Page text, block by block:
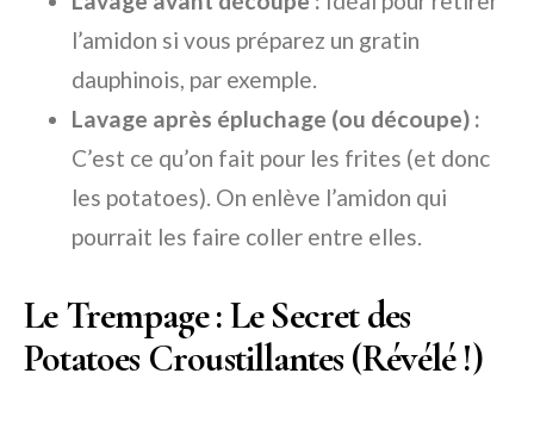
l’amidon si vous préparez un gratin
dauphinois, par exemple.
Lavage après épluchage (ou découpe) :
C’est ce qu’on fait pour les frites (et donc
les potatoes). On enlève l’amidon qui
pourrait les faire coller entre elles.
Le Trempage : Le Secret des
Potatoes Croustillantes (Révélé !)